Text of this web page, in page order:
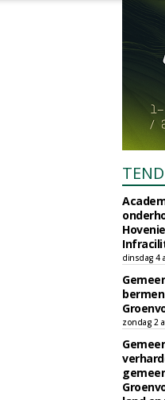
dinsdag 4
zondag 2